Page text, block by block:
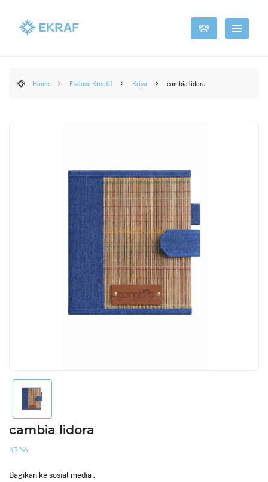
Home Etalase Kreatif Kriya cambia lidora
cambia lidora
KRIYA
Bagikan ke sosial media :